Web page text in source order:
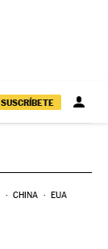
SUSCRÍBETE
CHINA EUA